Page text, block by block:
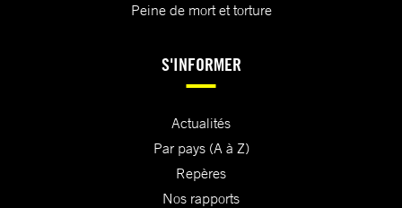
Peine de mort et torture
S'INFORMER
Actualités
Par pays (A à Z)
Repères
Nos rapports